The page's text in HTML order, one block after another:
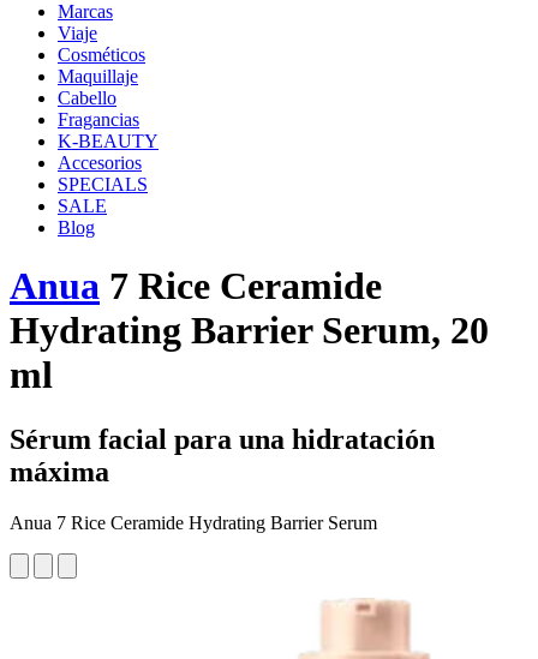
Marcas
Viaje
Cosméticos
Maquillaje
Cabello
Fragancias
K-BEAUTY
Accesorios
SPECIALS
SALE
Blog
Anua 7 Rice Ceramide
Hydrating Barrier Serum, 20
ml
Sérum facial para una hidratación
máxima
Anua 7 Rice Ceramide Hydrating Barrier Serum